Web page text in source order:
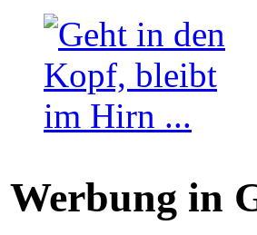
Werbung in